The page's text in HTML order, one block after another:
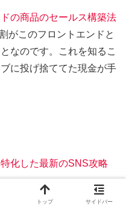
の商品のセールス構築法
がこのフロントエンドと
なのです。これを知るこ
に投げ捨ててた現金が手
化した最新のSNS攻略
トップ サイドバー